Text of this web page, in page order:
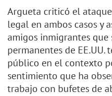
Argueta criticó el
legal en ambos casos y
amigos inmigrantes que
permanentes de EE.UU.
público en el contexto
sentimiento que ha
trabajo con bufetes de